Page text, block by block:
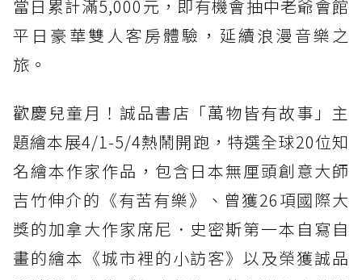
當日累計滿5,000元，即有機會抽中老爺會館
平日豪華雙人客房體驗，延續浪漫音樂之
旅。
歡慶兒童月！誠品書店「萬物皆有故事」主
題繪本展4/1-5/4熱鬧開跑，特選全球20位知
名繪本作家作品，包含日本無厘頭創意大師
吉竹伸介的《有苦有樂》、曾獲26項國際大
獎的加拿大作家席尼．史密斯第一本自寫自
畫的繪本《城市裡的小訪客》以及榮獲誠品